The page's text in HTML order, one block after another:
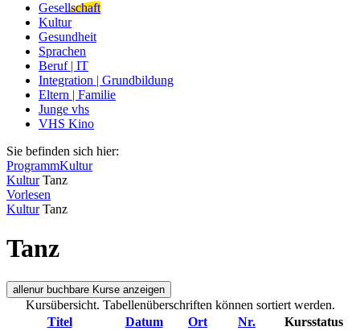
Gesellschaft
Kultur
Gesundheit
Sprachen
Beruf | IT
Integration | Grundbildung
Eltern | Familie
Junge vhs
VHS Kino
Sie befinden sich hier:
ProgrammKultur
Kultur Tanz
Vorlesen
Kultur Tanz
Tanz
allenur buchbare Kurse anzeigen
Kursübersicht. Tabellenüberschriften können sortiert werden.
Titel
Datum Ort Nr.
Kursstatus